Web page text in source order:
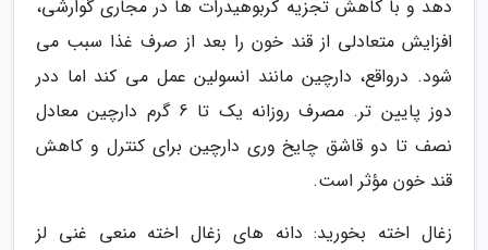
دهد و با کاهش تجزیه کربوهیدرات ها در مجاری گوارشی،
افزایش متعادلی از قند خون را بعد از صرف غذا سبب می
شود. درواقع، دارچین مانند انسولین عمل می کند اما ددر
دوز پایین تر. مصرف روزانه یک تا 6 گرم دارچین معادل
نصف تا دو قاشق چایخ وری دارچین برای کنترل و کاهش
قند خون مؤثر است.
زغال اخته بخورید: دانه های زغال اخته منعی غنی لز